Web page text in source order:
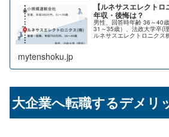
【ルネサスエレクト
年収・後悔は？
男性、回答時年齢 36～40
31～35歳）、法政大学卒(
ルネサスエレクトロニクス
度: ★★★★☆（満足） 給
mytenshoku.jp
大企業へ転職するデメリ